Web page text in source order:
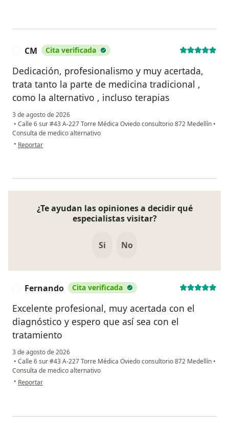
CM Cita verificada
Dedicación, profesionalismo y muy acertada,
trata tanto la parte de medicina tradicional ,
como la alternativo , incluso terapias
3 de agosto de 2026
• Calle 6 sur #43 A-227 Torre Médica Oviedo consultorio 872 Medellín •
Consulta de medico alternativo
• en opinión del usuario CM
Reportar
¿Te ayudan las opiniones a decidir qué
especialistas visitar?
Si No
Fernando Cita verificada
Excelente profesional, muy acertada con el
diagnóstico y espero que así sea con el
tratamiento
3 de agosto de 2026
• Calle 6 sur #43 A-227 Torre Médica Oviedo consultorio 872 Medellín •
Consulta de medico alternativo
• en opinión del usuario Fernando
Reportar